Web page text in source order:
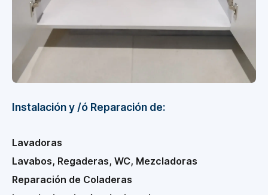
Instalación y /ó Reparación de:
Lavadoras
Lavabos, Regaderas, WC, Mezcladoras
Reparación de Coladeras